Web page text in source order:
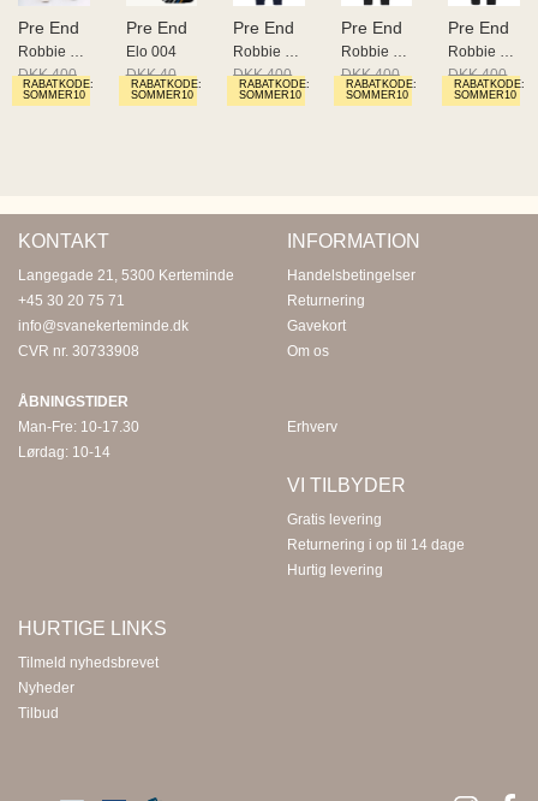
RABATKODE:
SOMMER10
Pre End
DKK 400
DKK 240
RABATKODE:
SOMMER10
Pre End
Elo 004
DKK 40
DKK 24
RABATKODE:
SOMMER10
Pre End
DKK 400
DKK 240
RABATKODE:
SOMMER10
Pre End
DKK 400
DKK 240
RABATKODE:
SOMMER10
Pre End
DKK 400
DKK 240
KONTAKT
Langegade 21, 5300 Kerteminde
+45 30 20 75 71
info@svanekerteminde.dk
CVR nr. 30733908
ÅBNINGSTIDER
Man-Fre: 10-17.30
Lørdag: 10-14
INFORMATION
Handelsbetingelser
Returnering
Gavekort
Om os
Erhverv
VI TILBYDER
Gratis levering
Returnering i op til 14 dage
Hurtig levering
HURTIGE LINKS
Tilmeld nyhedsbrevet
Nyheder
Tilbud